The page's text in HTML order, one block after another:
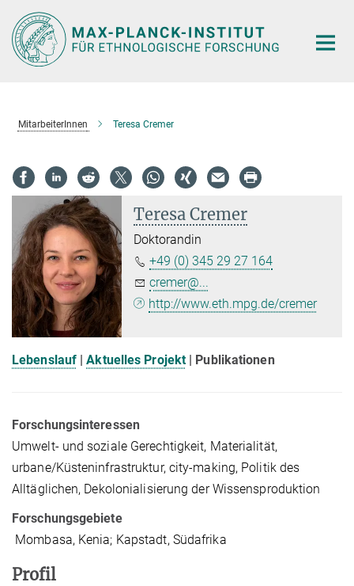
Hauptinhalt
MitarbeiterInnen Teresa Cremer
Teresa Cremer
Doktorandin
+49 (0) 345 29 27 164
cremer@...
http://www.eth.mpg.de/cremer
Lebenslauf |Aktuelles Projekt| Publikationen
Forschungsinteressen
Umwelt- und soziale Gerechtigkeit, Materialität,
urbane/Küsteninfrastruktur, city-making, Politik des
Alltäglichen, Dekolonialisierung der Wissensproduktion
Forschungsgebiete
Mombasa, Kenia; Kapstadt, Südafrika
Profil